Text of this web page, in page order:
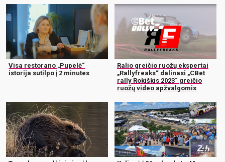
Visa restorano „Pupelė“
istorija sutilpo į 2 minutes
Ralio greičio ruožų ekspertai
„Rallyfreaks“ dalinasi „CBet
rally Rokiškis 2023“ greičio
ruožų video apžvalgomis